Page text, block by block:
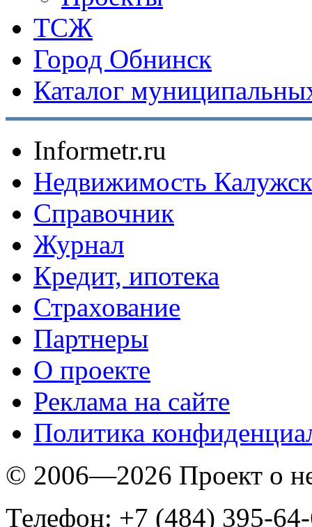
ТСЖ
Город Обнинск
Каталог
Informetr.ru
Недвижимость
Справочник
Журнал
Кредит, ипотека
Страхование
Партнеры
O проекте
Реклама на сайте
Политика
© 2006—2026 Проект о
Телефон: +7 (484) 395-